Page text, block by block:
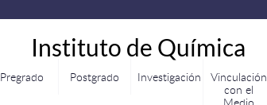
Instituto de Química
Pregrado Postgrado Investigación
Vinculación
con el